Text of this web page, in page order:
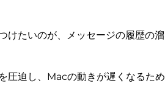
けたいのが、メッセージの履歴の溜
圧迫し、Macの動きが遅くなるため